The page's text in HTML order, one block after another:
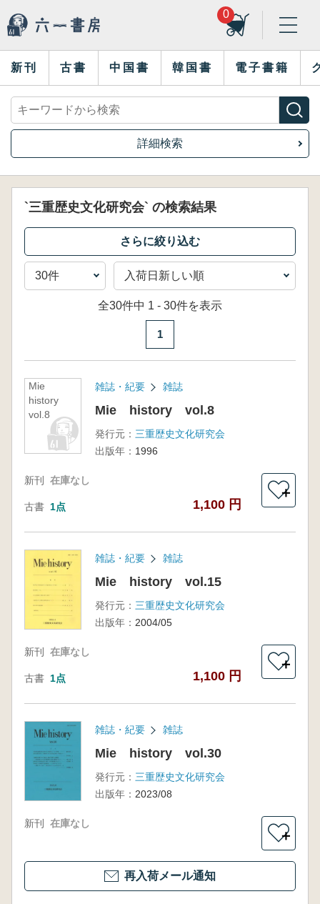
0
新刊 古書 中国書 韓国書 電子書籍
詳細検索
`三重歴史文化研究会` の検索結果
全30件中 1 - 30件を表示
1
Mie
history
vol.8
雑誌・紀要 雑誌
Mie history vol.8
発行元： 三重歴史文化研究会
出版年： 1996
新刊 在庫なし
古書 1点 1,100 円
＋
雑誌・紀要 雑誌
Mie history vol.15
発行元： 三重歴史文化研究会
出版年： 2004/05
新刊 在庫なし
古書 1点 1,100 円
＋
雑誌・紀要 雑誌
Mie history vol.30
発行元： 三重歴史文化研究会
出版年： 2023/08
新刊 在庫なし
＋
再入荷メール通知